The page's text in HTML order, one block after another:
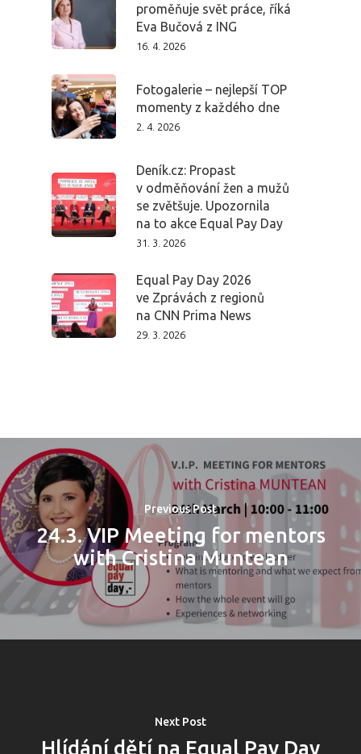
proměňuje svět práce, říká
Eva Bučová z ING
16. 4. 2026
Fotogalerie – nejlepší TOP
momenty z každého dne
2. 4. 2026
Deník.cz: Propast
v odměňování žen a mužů
se zvětšuje. Upozornila
na to akce Equal Pay Day
31. 3. 2026
Equal Pay Day 2026
ve Zprávách z regionů
na CNN Prima News
29. 3. 2026
Previous Post
24.3. VIP Meeting for mentors
with Cristina Muntean
Next Post
Hlídání dětí na Equal Pay Day